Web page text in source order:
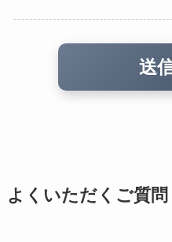
よくいただくご質問